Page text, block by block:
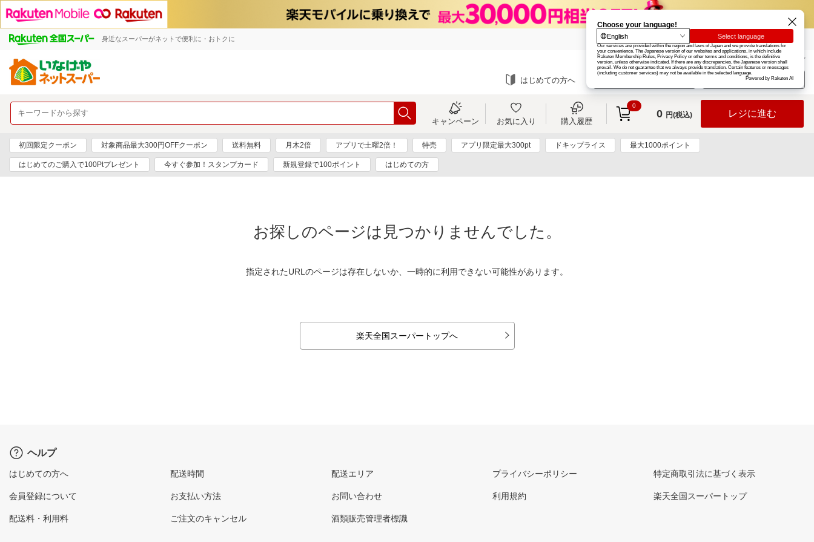
身近なスーパーがネットで便利に・おトクに 楽天グループ カード
お知らせ ヘルプ
はじめての方へ ログイン
キャンペーン お気に入り 購入履歴
0
0 円(税込) レジに進む
初回限定クーポン 対象商品最大300円OFFクーポン 送料無料 月木2倍 アプリで土曜2倍！ 特売 アプリ限定最大300pt ドキップライス 最大1000ポイント
はじめてのご購入で100Ptプレゼント 今すぐ参加！スタンプカード 新規登録で100ポイント はじめての方
お探しのページは見つかりませんでした。
指定されたURLのページは存在しないか、一時的に利用できない可能性があります。
楽天全国スーパートップへ
ヘルプ
はじめての方へ
会員登録について
配送料・利用料
配送時間
お支払い方法
ご注文のキャンセル
配送エリア
お問い合わせ
酒類販売管理者標識
プライバシーポリシー
利用規約
特定商取引法に基づく表示
楽天全国スーパートップ